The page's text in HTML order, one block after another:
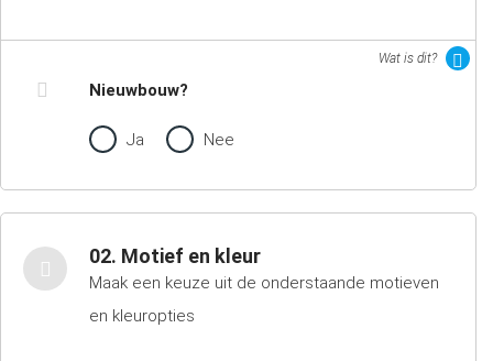
Wat is dit?
Nieuwbouw?
Ja Nee
02. Motief en kleur
Maak een keuze uit de onderstaande motieven
en kleuropties